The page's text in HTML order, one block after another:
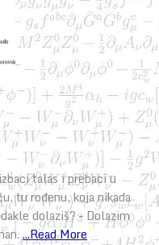
talas i prebaci u
tu rođenu, koja nikada
dolaziš? – Dolazim
...Read More